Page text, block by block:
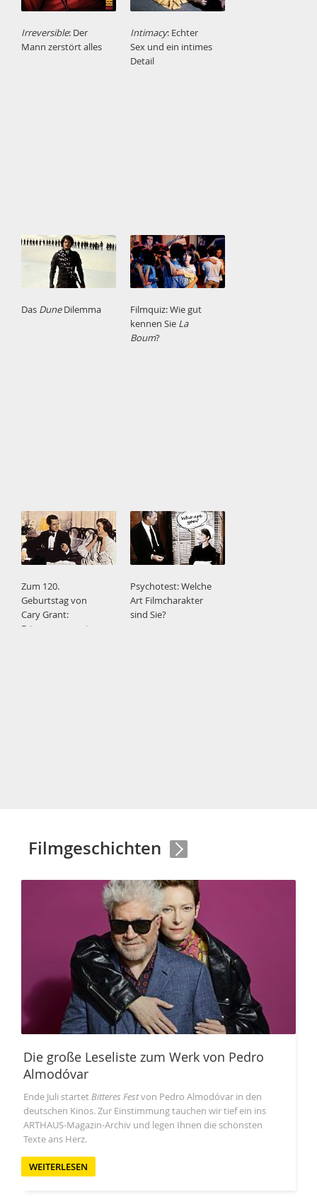
Irreversible: Der
Mann zerstört alles
Intimacy: Echter
Sex und ein intimes
Detail
Das DuneDilemma
Filmquiz: Wie gut
kennen Sie La
Boum?
Zum 120.
Geburtstag von
Cary Grant:
Erinnerungen eines
Psychotest: Welche
Art Filmcharakter
sind Sie?
Filmgeschichten
Die große Leseliste zum Werk von Pedro
Almodóvar
Ende Juli startetBitteres Festvon Pedro Almodóvar in den
deutschen Kinos. Zur Einstimmung tauchen wir tief ein ins
ARTHAUS-Magazin-Archiv und legen Ihnen die schönsten
Texte ans Herz.
WEITERLESEN